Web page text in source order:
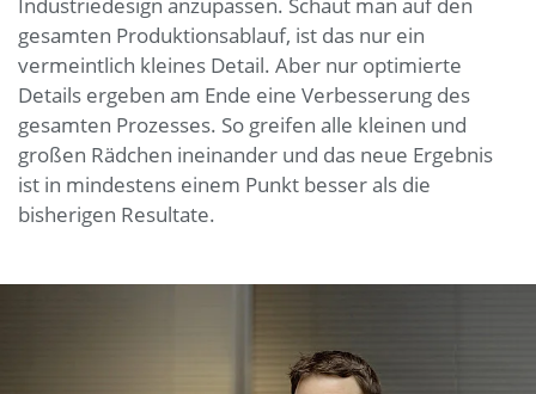
gesamten Produktionsablauf, ist das nur ein
vermeintlich kleines Detail. Aber nur optimierte
Details ergeben am Ende eine Verbesserung des
gesamten Prozesses. So greifen alle kleinen und
großen Rädchen ineinander und das neue Ergebnis
ist in mindestens einem Punkt besser als die
bisherigen Resultate.